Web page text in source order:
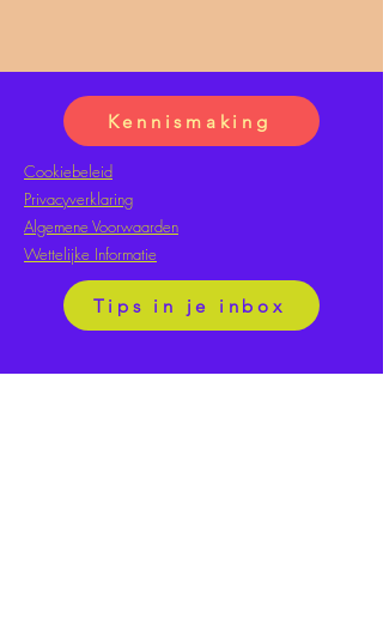
Kennismaking
Cookiebeleid
Privacyverklaring
Algemene Voorwaarden
Wettelijke Informatie
Tips in je inbox